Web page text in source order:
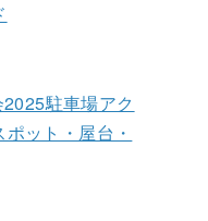
駐車場アク
ット・屋台・